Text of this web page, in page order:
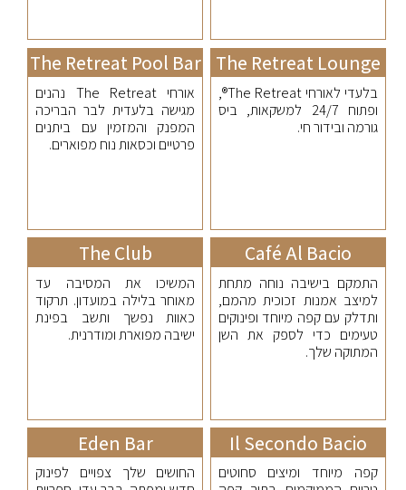
The Retreat Lounge
בלעדי לאורחי The Retreat®,
ופתוח 24/7 למשקאות, ביס
גורמה ובידור חי.
The Retreat Pool Bar
אורחי The Retreat נהנים
מגישה בלעדית לבר הבריכה
המפנק והמזמין עם ביתנים
פרטיים וכסאות נוח מפוארים.
Café Al Bacio
התמקם בישיבה נוחה מתחת
למיצב אמנות זכוכית מהמם,
ותדלק עם קפה מיוחד ופינוקים
טעימים כדי לספק את השן
המתוקה שלך.
The Club
המשיכו את המסיבה עד
מאוחר בלילה במועדון. תרקוד
כאוות נפשך ותשב בפינת
ישיבה מפוארת ומודרנית.
Il Secondo Bacio
קפה מיוחד ומיצים סחוטים
Eden Bar
החושים שלך צפויים לפינוק